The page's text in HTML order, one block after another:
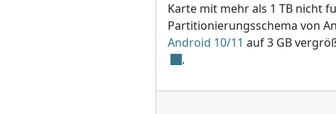
Karte mit mehr als 1 TB nicht
Partitionierungsschema von
Android 10/11 auf 3 GB
.